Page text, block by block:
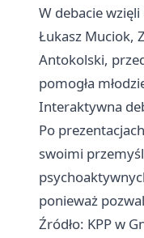
W debacie
Łukasz Muciok,
Antokolski,
pomogła
Interaktywna
Po
swoimi
ponieważ
Źródło: KPP w